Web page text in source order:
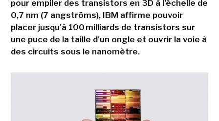
pour empiler des transistors en 3D à l'échelle de
0,7 nm (7 angströms), IBM affirme pouvoir
placer jusqu'à 100 milliards de transistors sur
une puce de la taille d'un ongle et ouvrir la voie à
des circuits sous le nanomètre.